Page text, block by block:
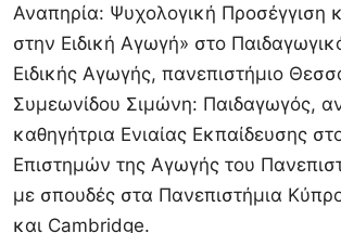
Αναπηρία: Ψυχολογική Προσέγγιση
στην Ειδική Αγωγή» στο
Ειδικής Αγωγής, πανεπιστήμιο
Συμεωνίδου Σιμώνη: Παιδαγωγός,
καθηγήτρια Ενιαίας Εκπαίδευσης
Επιστημών της Αγωγής του
με σπουδές στα Πανεπιστήμια
και Cambridge.